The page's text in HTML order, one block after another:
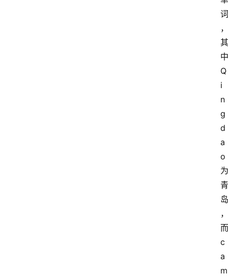
词
，
其
中
Q
i
n
g
d
a
o
为
青
岛
，
而
c
a
m